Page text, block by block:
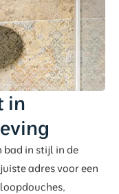
in
bad in stijl in de
adres voor een